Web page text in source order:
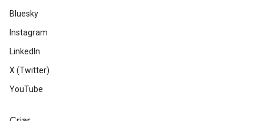
Bluesky
Instagram
LinkedIn
X (Twitter)
YouTube